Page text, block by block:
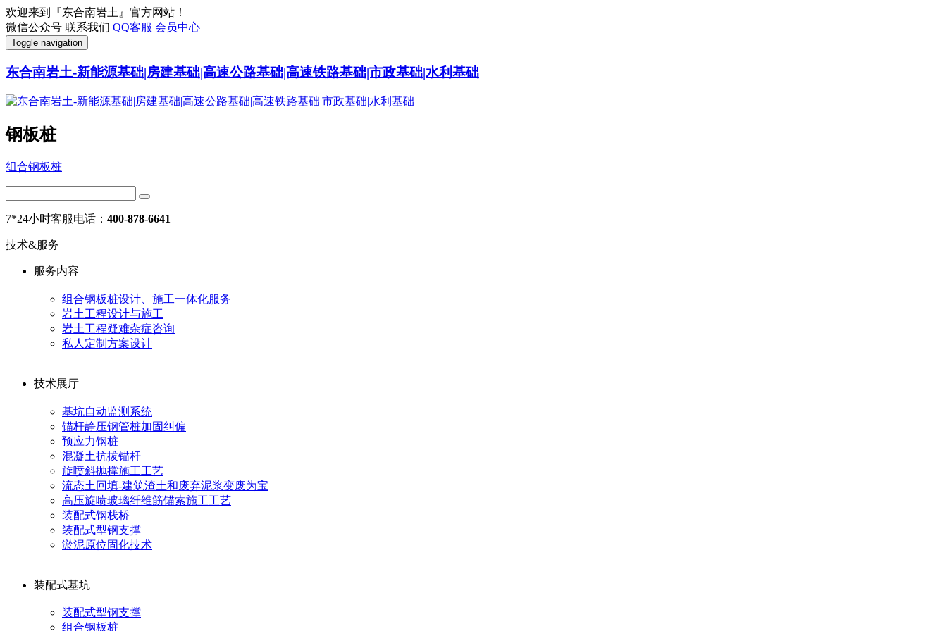
欢迎来到『东合南岩土』官方网站！
微信公众号 联系我们 QQ客服 会员中心
Toggle navigation
东合南岩土-新能源基础|房建基础|高速公路基础|高速铁路基础|市政基础|水利基础
钢板桩
组合钢板桩
7*24小时客服电话： 400-878-6641
技术&服务
服务内容
组合钢板桩设计、施工一体化服务
岩土工程设计与施工
岩土工程疑难杂症咨询
私人定制方案设计
技术展厅
基坑自动监测系统
锚杆静压钢管桩加固纠偏
预应力钢桩
混凝土抗拔锚杆
旋喷斜抛撑施工工艺
流态土回填-建筑渣土和废弃泥浆变废为宝
高压旋喷玻璃纤维筋锚索施工工艺
装配式钢栈桥
装配式型钢支撑
淤泥原位固化技术
装配式基坑
装配式型钢支撑
组合钢板桩